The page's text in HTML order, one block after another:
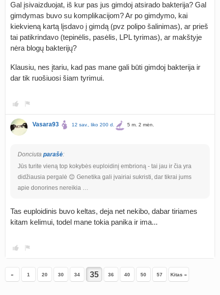
Gal įsivaizduojat, iš kur pas jus gimdoj atsirado bakterija? Gal
gimdymas buvo su komplikacijom? Ar po gimdymo, kai
kiekvieną kartą lįsdavo į gimdą (pvz polipo šalinimas), ar prieš
tai patikrindavo (tepinėlis, pasėlis, LPL tyrimas), ar makštyje
nėra blogų bakterijų?
Klausiu, nes įtariu, kad pas mane gali būti gimdoj bakterija ir
dar tik ruošiuosi šiam tyrimui.
Vasara93 12 sav., liko 200 d. 5 m. 2 mėn.
Donciuta parašė:
Jūs turite vieną top kokybės euploidinį embrioną - tai jau ir čia yra
didžiausia pergalė 😊 Genetika gali įvairiai sukristi, dar tikrai jums
apie donorines nereikia …
Tas euploidinis buvo keltas, deja net nekibo, dabar tiriames
kitam kelimui, todel mane tokia panika ir ima...
« 1 20 30 34 36 40 50 57 Kitas »